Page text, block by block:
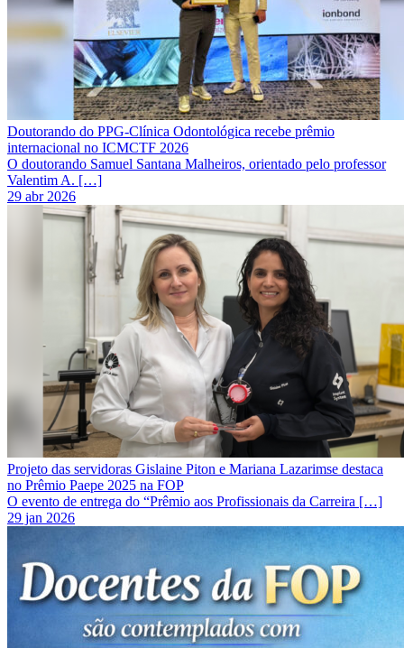
Doutorando do PPG-Clínica Odontológica recebe prêmio
internacional no ICMCTF 2026
O doutorando Samuel Santana Malheiros, orientado pelo professor
Valentim A. […]
29 abr 2026
Projeto das servidoras Gislaine Piton e Mariana Lazarimse destaca
no Prêmio Paepe 2025 na FOP
O evento de entrega do “Prêmio aos Profissionais da Carreira […]
29 jan 2026